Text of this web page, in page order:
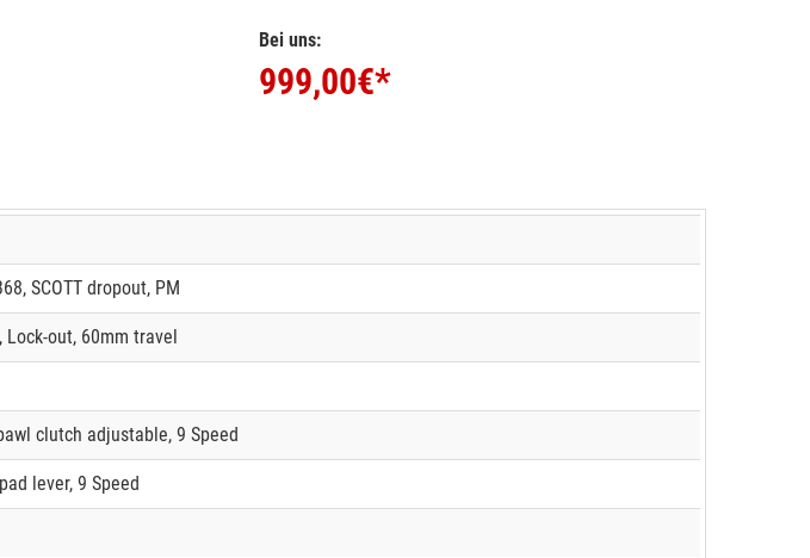
Bei uns:
999,00€*
SCOTT dropout, PM
Lock-out, 60mm travel
clutch adjustable, 9 Speed
lever, 9 Speed